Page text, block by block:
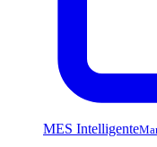
MES Intelligente